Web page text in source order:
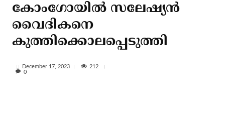
കോംഗോയില്‍ സലേഷ്യന്‍
വൈദികനെ
കുത്തിക്കൊലപ്പെടുത്തി
December 17, 2023
212
0